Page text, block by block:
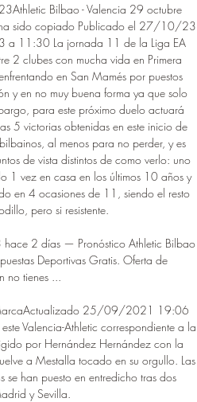
Bilbao - Valencia 29 octubre
ha sido copiado Publicado el 27/10/23
11:30 La jornada 11 de la Liga EA
2 clubes con mucha vida en Primera
en San Mamés por puestos
y en no muy buena forma ya que solo
para este próximo duelo actuará
5 victorias obtenidas en este inicio de
al menos para no perder, y es
de vista distintos de como verlo: uno
1 vez en casa en los últimos 10 años y
en 4 ocasiones de 11, siendo el resto
pero si resistente.
2 días — Pronóstico Athletic Bilbao
Deportivas Gratis. Oferta de
no tienes ...
MarcaActualizado 25/09/2021 19:06
Valencia-Athletic correspondiente a la
por Hernández Hernández con la
a Mestalla tocado en su orgullo. Las
han puesto en entredicho tras dos
y Sevilla.